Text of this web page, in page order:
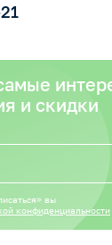
и скидки
вы
конфиденциальности